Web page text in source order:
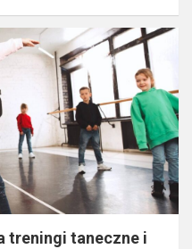
treningi taneczne i